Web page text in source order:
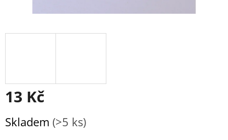
13 Kč
cena:
Skladem (>5 ks)